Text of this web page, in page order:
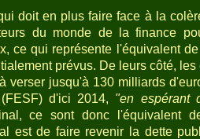
doit en plus faire face à la
du monde de la finance
ce qui représente l'équivalent
prévus. De leurs côté,
verser jusqu'à 130 milliards
d'ici 2014, "en espérant
ce sont donc l'équivalent
est de faire revenir la dette